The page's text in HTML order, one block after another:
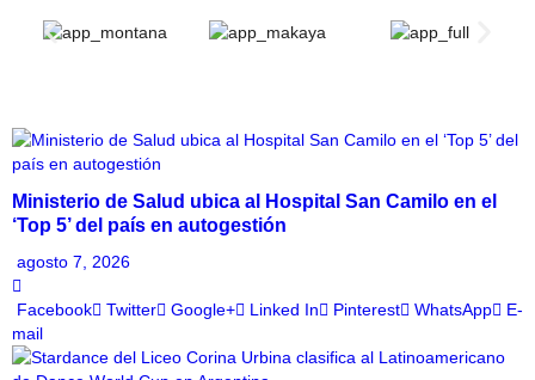
Ministerio de Salud ubica al Hospital San Camilo en el
‘Top 5’ del país en autogestión
agosto 7, 2026
Facebook Twitter Google+ Linked In Pinterest WhatsApp
E-
mail